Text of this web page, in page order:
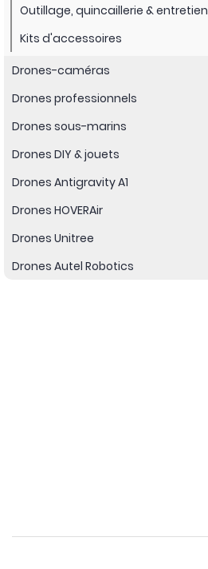
Outillage, quincaillerie & entretien
Kits d'accessoires
Drones-caméras
Drones professionnels
Drones sous-marins
Drones DIY & jouets
Drones Antigravity A1
Drones HOVERAir
Drones Unitree
Drones Autel Robotics